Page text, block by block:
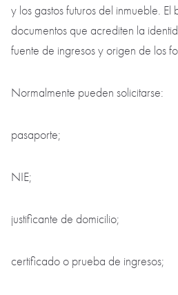
y los gastos futuros del inmueble. El
documentos que acrediten la
fuente de ingresos y origen de los
Normalmente pueden solicitarse:
pasaporte;
NIE;
justificante de domicilio;
certificado o prueba de ingresos;